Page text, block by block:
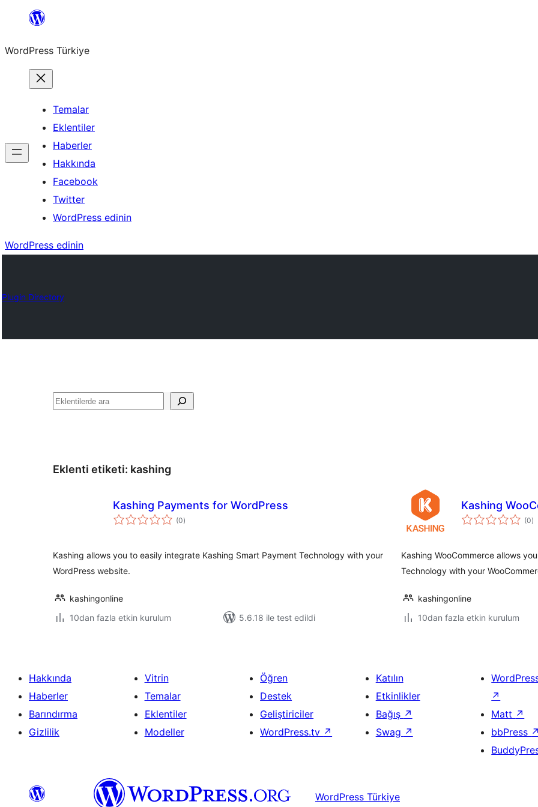
İçeriğe
WordPress Türkiye
Temalar
Eklentiler
Haberler
Hakkında
Facebook
Twitter
WordPress edinin
WordPress edinin
Plugin Directory
Ara
Eklenti etiketi: kashing
Kashing Payments for WordPress
(0toplam
puan
)
Kashing allows you to easily integrate Kashing Smart Payment Technology with your
WordPress website.
kashingonline
10dan fazla etkin kurulum
5.6.18 ile test edildi
Kashing
(0)
Kashing WooCommerce allows
Technology with your
kashingonline
10dan fazla etkin kurulum
Hakkında
Haberler
Barındırma
Gizlilik
Vitrin
Temalar
Eklentiler
Modeller
Öğren
Destek
Geliştiriciler
WordPress.tv ↗
Katılın
Etkinlikler
Bağış ↗
Swag ↗
↗
Matt ↗
bbPress ↗
WordPress Türkiye